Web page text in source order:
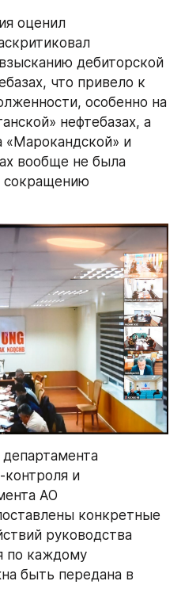
оценил
дебиторской
что привело к
особенно на
нефтебазах, а
«Марокандской» и
вообще не была
сокращению
контроля и
АО
конкретные
руководства
по каждому
быть передана в